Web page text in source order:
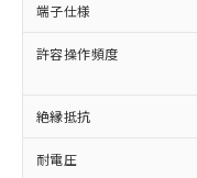
端子仕様
許容操作頻度
絶縁抵抗
耐電圧
本サー
商品の
(税抜)
当社制
本サー
ことを
調査・確認中
非含有の対
商品です。
非該当品：ラ
害物質有無と
仕入先様の事
いたものが、
「○」：最大
「×」：最大
基準値を超え
当社は